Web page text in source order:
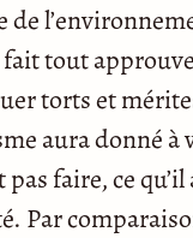
tout
torts et
aura donné
faire, ce
Par